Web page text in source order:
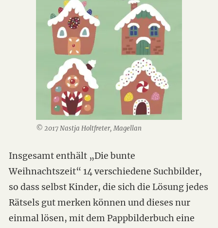
© 2017 Nastja Holtfreter, Magellan
Insgesamt enthält „Die bunte
Weihnachtszeit“ 14 verschiedene Suchbilder,
so dass selbst Kinder, die sich die Lösung jedes
Rätsels gut merken können und dieses nur
einmal lösen, mit dem Pappbilderbuch eine